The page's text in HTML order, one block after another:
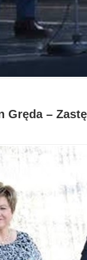
Gręda –